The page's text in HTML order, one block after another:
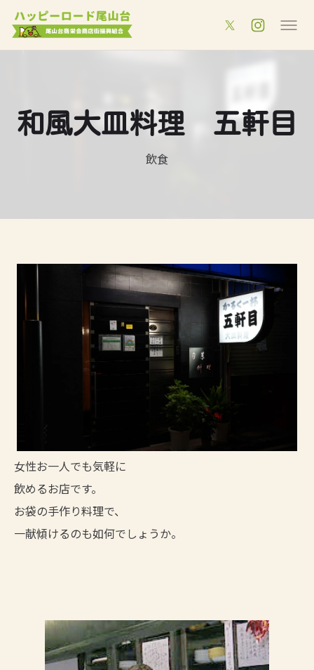
和風大皿料理 五軒目
飲食
女性お一人でも気軽に
飲めるお店です。
お袋の手作り料理で、
一献傾けるのも如何でしょうか。
Slideshow Items